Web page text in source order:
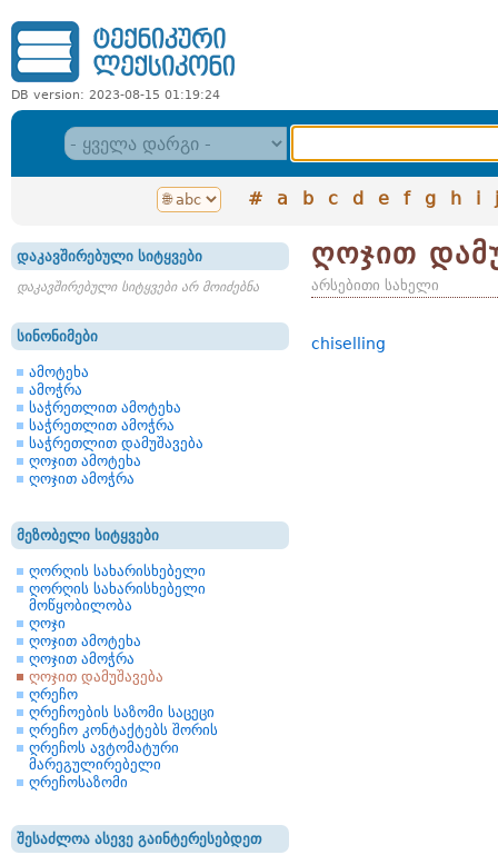
DB version: 2023-08-15 01:19:24
# a b c d e f g h i j
დაკავშირებული სიტყვები
დაკავშირებული სიტყვები არ მოიძებნა
სინონიმები
ამოტეხა
ამოჭრა
საჭრეთლით ამოტეხა
საჭრეთლით ამოჭრა
საჭრეთლით დამუშავება
ღოჯით ამოტეხა
ღოჯით ამოჭრა
მეზობელი სიტყვები
ღორღის სახარისხებელი
ღორღის სახარისხებელი
მოწყობილობა
ღოჯი
ღოჯით ამოტეხა
ღოჯით ამოჭრა
ღოჯით დამუშავება
ღრეჩო
ღრეჩოების საზომი საცეცი
ღრეჩო კონტაქტებს შორის
ღრეჩოს ავტომატური
მარეგულირებელი
ღრეჩოსაზომი
შესაძლოა ასევე გაინტერესებდეთ
ღოჯით
არსებითი სახელი
chiselling